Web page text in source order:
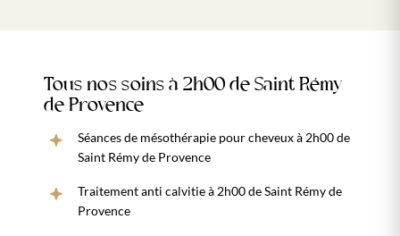
Tous nos soins à 2h00 de Saint Rémy
de Provence
Séances de mésothérapie pour cheveux à 2h00 de
Saint Rémy de Provence
Traitement anti calvitie à 2h00 de Saint Rémy de
Provence